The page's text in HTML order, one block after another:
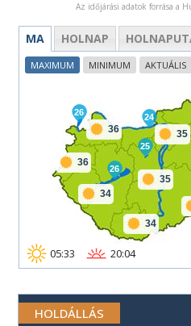
Az időjárási adatok forrása a
MA HOLNAP
36
36
34
35
34
35
26
26
25
24
05:33 20:04
MAXIMUM MINIMUM AKTUÁLIS
HOLDÁLLÁS